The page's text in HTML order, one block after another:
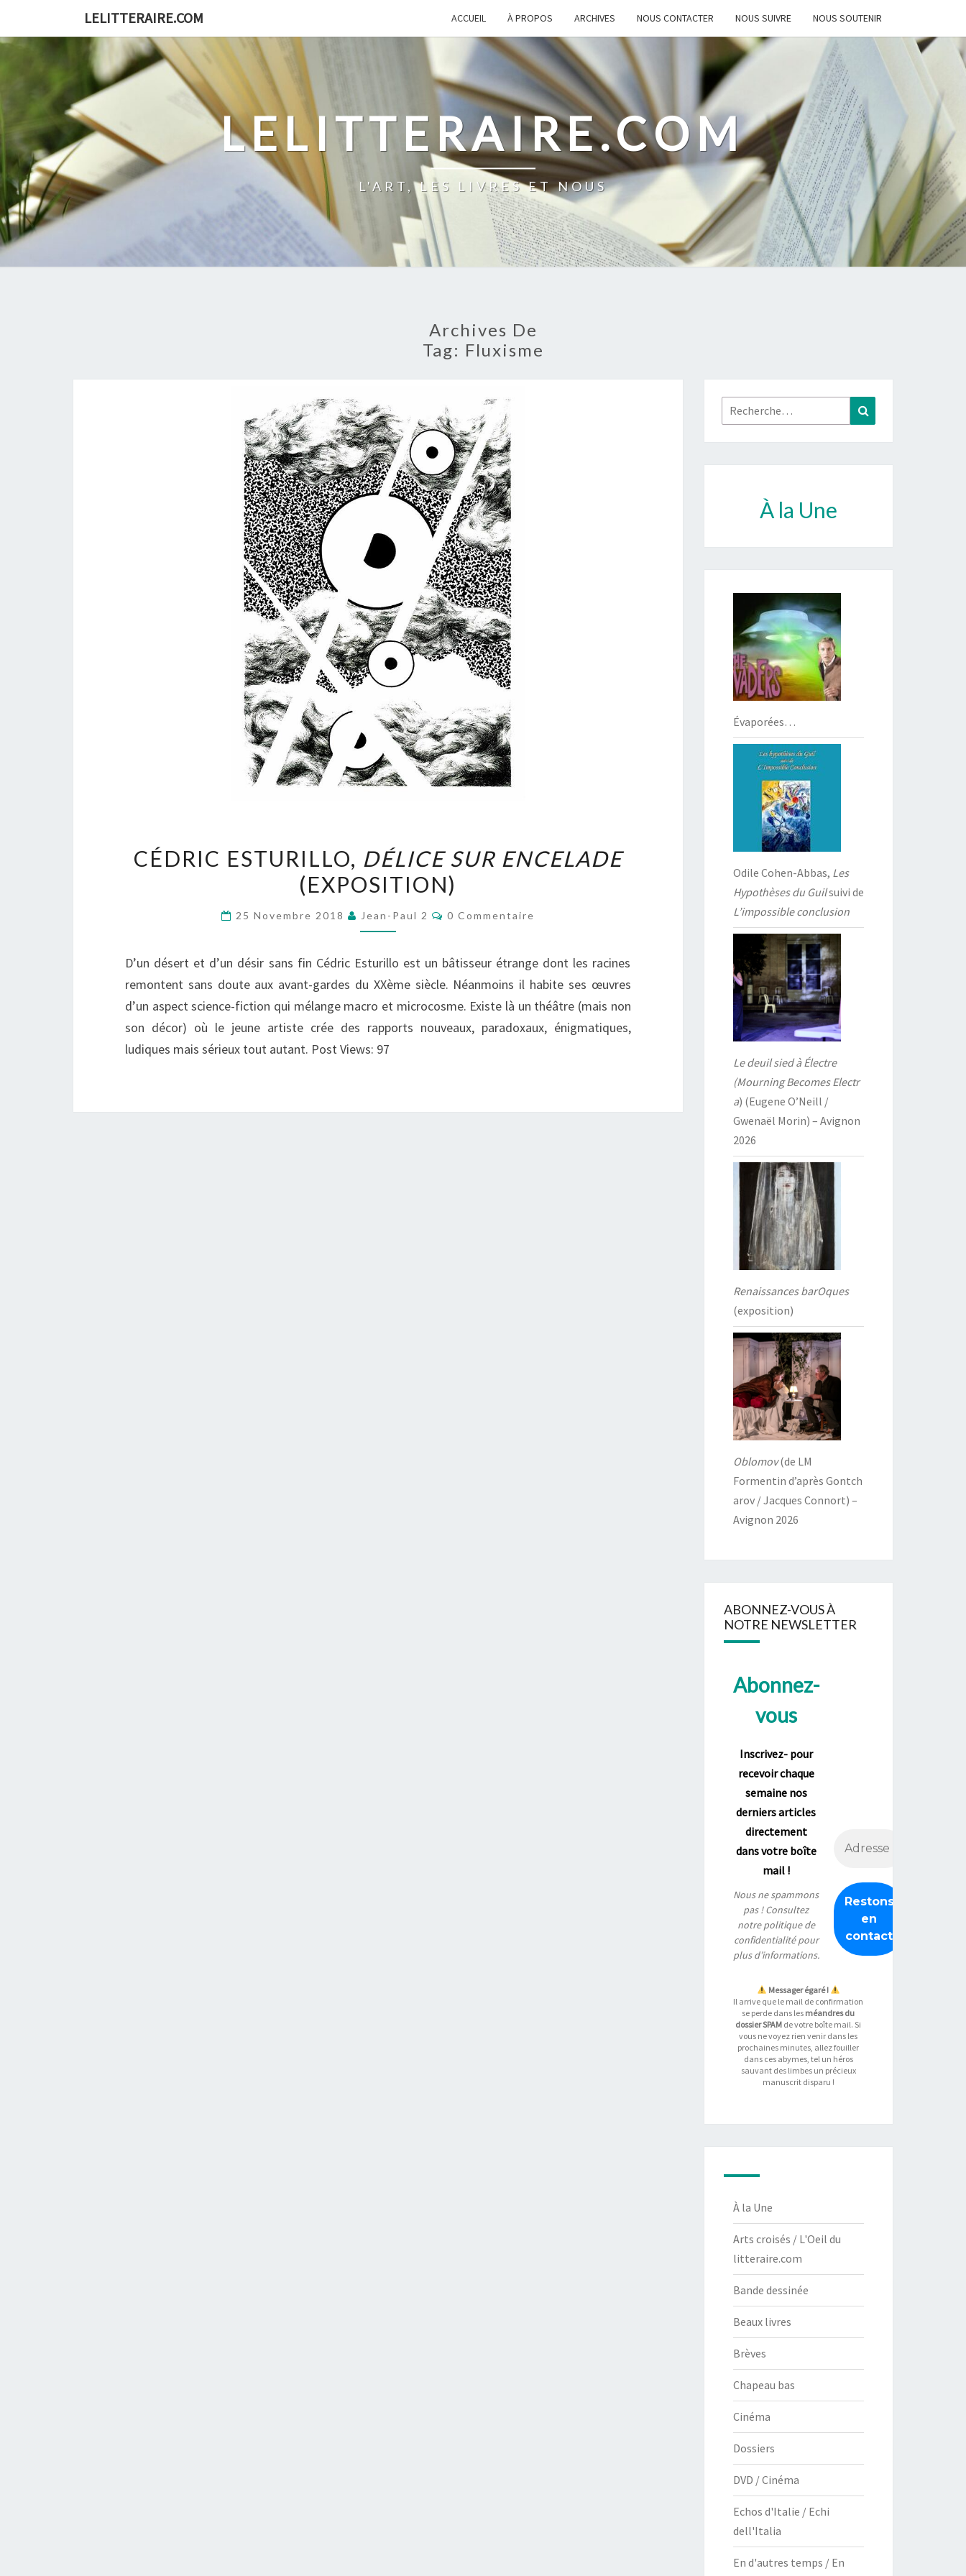
content
LELITTERAIRE.COM ACCUEIL À PROPOS ARCHIVES NOUS CONTACTER NOUS SUIVRE NOUS SOUTENIR
LELITTERAIRE.COM
L'ART, LES LIVRES ET NOUS
Archives De
Tag: Fluxisme
ESTURILLO,
DÉLICE
CÉDRIC ESTURILLO, DÉLICE SUR ENCELADE
(EXPOSITION)
25 Novembre 2018 Jean-Paul 2 Commentaires
0 Commentaire
D’un désert et d’un désir sans fin Cédric Esturillo est un bâtisseur étrange dont les racines
remontent sans doute aux avant-gardes du XXème siècle. Néanmoins il habite ses œuvres
d’un aspect science-fiction qui mélange macro et microcosme. Existe là un théâtre (mais non
son décor) où le jeune artiste crée des rapports nouveaux, paradoxaux, énigmatiques,
ludiques mais sérieux tout autant. Post Views: 97
Rechercher :
À la Une
Évaporées…
Odile Cohen-Abbas, Les
Hypothèses du Guilsuivi de
L’impossible conclusion
Le deuil sied à Électre
(Mourning Becomes Electr
a) (Eugene O’Neill /
Gwenaël Morin) – Avignon
2026
Renaissances barOques
(exposition)
Oblomov(de LM
Formentin d’après Gontch
arov / Jacques Connort) –
Avignon 2026
ABONNEZ-VOUS À
NOTRE NEWSLETTER
Abonnez-
vous
Inscrivez- pour
recevoir chaque
semaine nos
derniers articles
directement
dans votre boîte
mail !
Nous ne spammons
pas ! Consultez
notrepolitique de
confidentialitépour
plus d’informations.
Messager égaré !
Il arrive que le mail de confirmation
se perde dans les méandres du
dossier SPAM de votre boîte mail. Si
vous ne voyez rien venir dans les
prochaines minutes, allez fouiller
dans ces abymes, tel un héros
sauvant des limbes un précieux
manuscrit disparu !
À la Une
Arts croisés / L'Oeil du
litteraire.com
Bande dessinée
Beaux livres
Brèves
Chapeau bas
Cinéma
Dossiers
DVD / Cinéma
Echos d'Italie / Echi
dell'Italia
En d'autres temps / En